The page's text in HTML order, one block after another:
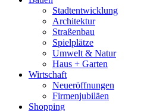
Stadtentwicklung
Architektur
Straßenbau
Spielplätze
Umwelt & Natur
Haus + Garten
Wirtschaft
Neueröffnungen
Firmenjubiläen
Shopping